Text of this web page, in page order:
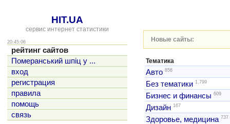
HIT.UA
сервис интернет статистики
20:45:06
рейтинг сайтов
Померанський шпіц у ...
вход
регистрация
правила
помощь
связь
Новые сайты:
Тематика
Авто 856
Без тематики 1,799
Бизнес и финансы 609
Дизайн 167
Здоровье, медицина 737